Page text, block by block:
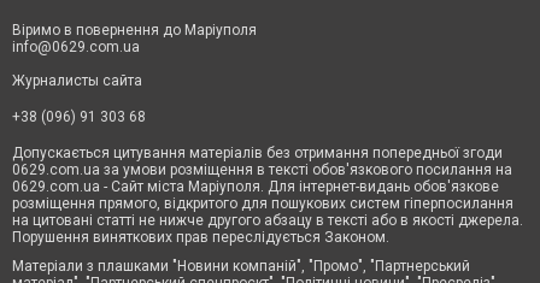
Віримо в повернення до Маріуполя
info@0629.com.ua
Журналисты сайта
+38 (096) 91 303 68
Допускається цитування матеріалів без отримання попередньої згоди
0629.com.ua за умови розміщення в тексті обов'язкового посилання на
0629.com.ua - Сайт міста Маріуполя. Для інтернет-видань обов'язкове
розміщення прямого, відкритого для пошукових систем гіперпосилання
на цитовані статті не нижче другого абзацу в тексті або в якості джерела.
Порушення виняткових прав переслідується Законом.
Матеріали з плашками "Новини компаній", "Промо", "Партнерський